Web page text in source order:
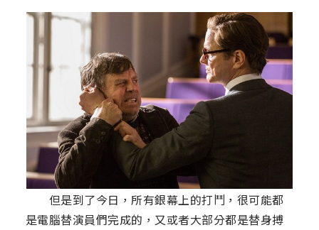
但是到了今日，所有銀幕上的打鬥，很可能都
是電腦替演員們完成的，又或者大部分都是替身搏